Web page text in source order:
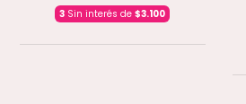
3 Sin interés de$3.100